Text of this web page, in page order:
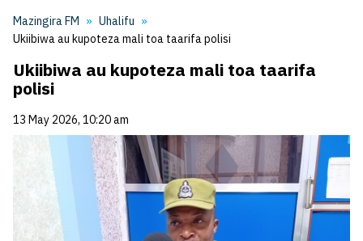
Mazingira FM
Uhalifu
Ukiibiwa au kupoteza mali toa taarifa polisi
Ukiibiwa au kupoteza mali toa taarifa
polisi
13 May 2026, 10:20 am